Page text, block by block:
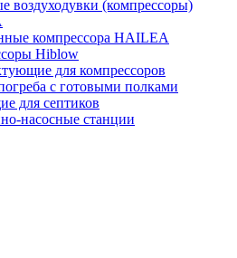
воздуходувки (компрессоры)
компрессора HAILEA
Hiblow
для компрессоров
с готовыми полками
для септиков
насосные станции